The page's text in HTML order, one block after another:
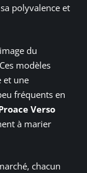
polyvalence et
du
modèles
et une
fréquents en
Verso
à marier
chacun